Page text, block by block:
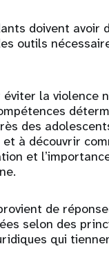
doivent avoir
outils
la violence
des
à découvrir
et
de
selon des
qui